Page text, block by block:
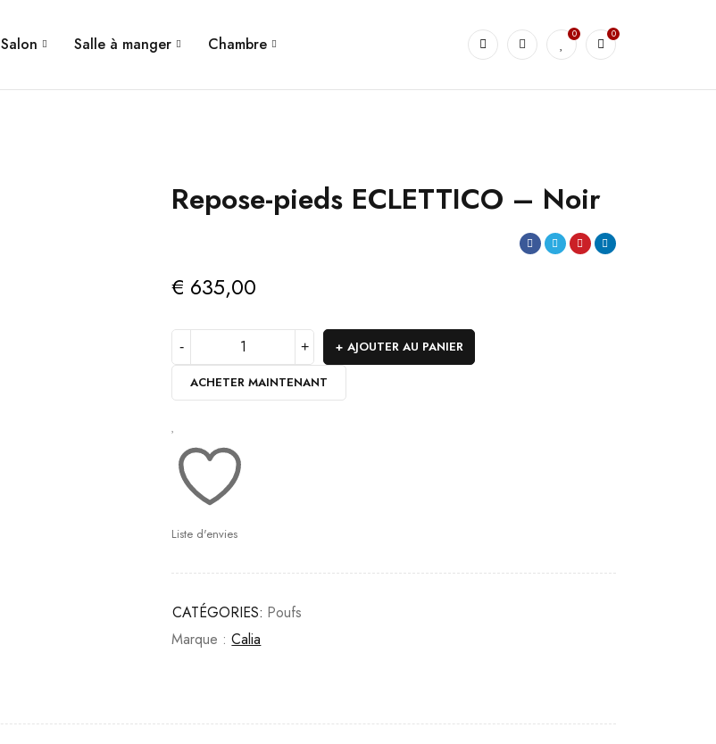
Salon Salle à manger Chambre
0 0
Repose-pieds ECLETTICO – Noir
€ 635,00
AJOUTER AU PANIER
ACHETER MAINTENANT
Liste d'envies
CATÉGORIES: Poufs
Marque :Calia